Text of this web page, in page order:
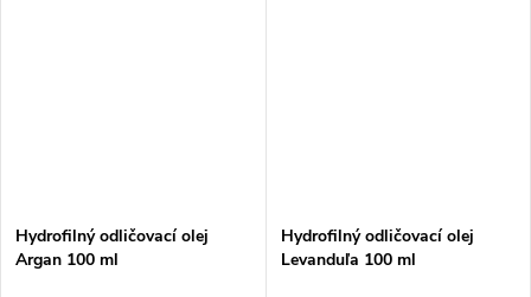
Hydrofilný odličovací olej
Argan 100 ml
Hydrofilný odličovací olej
Levanduľa 100 ml